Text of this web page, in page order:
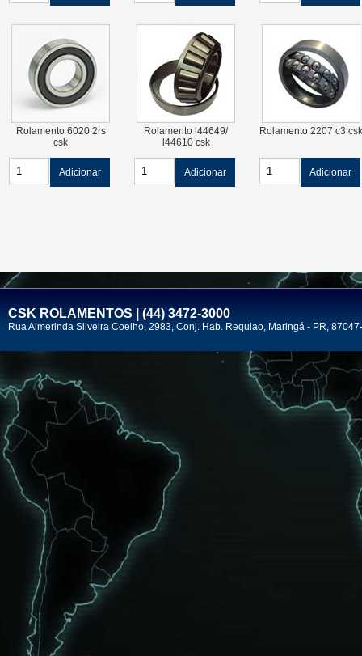
Rolamento 6020 2rs
csk
Adicionar
Rolamento l44649/
l44610 csk
Adicionar
Rolamento 2207 c3 csk
Adicionar
CSK ROLAMENTOS | (44) 3472-3000
Rua Almerinda Silveira Coelho, 2983, Conj. Hab. Requiao, Maringá - PR,